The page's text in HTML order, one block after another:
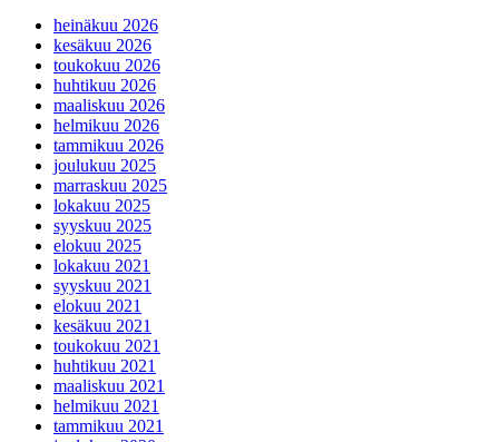
heinäkuu 2026
kesäkuu 2026
toukokuu 2026
huhtikuu 2026
maaliskuu 2026
helmikuu 2026
tammikuu 2026
joulukuu 2025
marraskuu 2025
lokakuu 2025
syyskuu 2025
elokuu 2025
lokakuu 2021
syyskuu 2021
elokuu 2021
kesäkuu 2021
toukokuu 2021
huhtikuu 2021
maaliskuu 2021
helmikuu 2021
tammikuu 2021